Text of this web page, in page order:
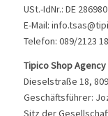
USt.-IdNr.: DE
E-Mail:
Telefon: 089/2123
Tipico Shop
Dieselstraße 18,
Geschäftsführer:
Sitz der